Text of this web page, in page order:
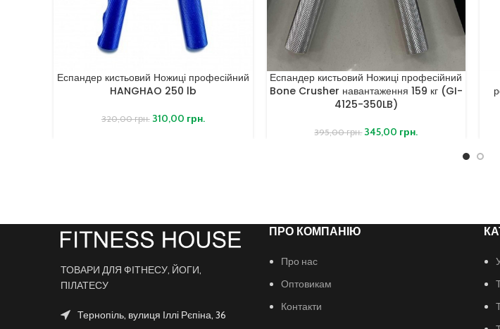
Еспандер кистьовий Ножиці професійний
HANGHAO 250 lb
320,00грн. 310,00 грн.
Еспандер кистьовий Ножиці професійний
Bone Crusher навантаження 159 кг (GI-
4125-350LB)
395,00грн. 345,00 грн.
ТОВАРИ ДЛЯ ФІТНЕСУ, ЙОГИ,
ПІЛАТЕСУ
Тернопіль, вулиця Іллі Рєпіна, 36
ПРО КОМПАНІЮ
Про нас
Оптовикам
Контакти